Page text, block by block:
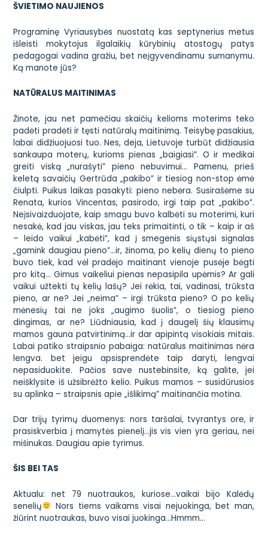
ŠVIETIMO NAUJIENOS
Programinę Vyriausybės nuostatą kas septynerius metus
išleisti mokytojus ilgalaikių kūrybinių atostogų patys
pedagogai vadina gražiu, betneįgyvendinamu sumanymu.
Ką manote jūs?
NATŪRALUS MAITINIMAS
Žinote, jau net pamečiau skaičių kelioms moterims teko
padėti pradėti ir tęsti natūralų maitinimą. Teisybę pasakius,
labai didžiuojuosi tuo. Nes, deja, Lietuvoje turbūt didžiausia
sankaupa moterų, kurioms pienas „baigiasi”. O ir medikai
greiti viską „nurašyti” pieno nebuvimui… Pamenu, prieš
keletą savaičių Gertrūda „pakibo” ir tiesiog non-stop ėmė
čiulpti. Puikus laikas pasakyti: pieno nebėra. Susirašėme su
Renata, kurios Vincentas, pasirodo, irgi taip pat „pakibo”.
Neįsivaizduojate, kaip smagu buvo kalbėti su moterimi, kuri
nesakė, kad jau viskas, jau teks primaitinti, o tik – kaip ir aš
– leido vaikui „kabėti”, kad į smegenis siųstųsi signalas
„gamink daugiau pieno”…ir, žinoma, po kelių dienų to pieno
buvo tiek, kad vėl pradėjo maitinant vienoje pusėje bėgti
pro kitą… Gimus vaikeliui pienas nepasipila upėmis? Ar gali
vaikui užtekti tų kelių lašų? Jei rėkia, tai, vadinasi, trūksta
pieno, ar ne? Jei „neima” – irgi trūksta pieno? O po kelių
mėnesių tai ne joks „augimo šuolis”, o tiesiog pieno
dingimas, ar ne? Liūdniausia, kad į daugelį šių klausimų
mamos gauna patvirtinimą…ir dar apipintą visokiais mitais.
Labai patiko straipsnio pabaiga:natūralus maitinimas nėra
lengva. bet jeigu apsisprendėte taip daryti, lengvai
nepasiduokite. Pačios save nustebinsite, ką galite, jei
neišklysite iš užsibrėžto kelio.Puikus mamos – susidūrusios
su aplinka –straipsnis apie „išlikimą” maitinančia motina.
Dar trijų tyrimų duomenys: nors taršalai, tvyrantys ore, ir
prasiskverbia į mamytės pienelį…jis vis vien yra geriau, nei
mišinukas.Daugiau apie tyrimus.
ŠIS BEI TAS
Aktualu: net 79 nuotraukos, kuriose…vaikai bijo Kalėdų
senelių
Nors tiems vaikams visai nejuokinga, bet man,
žiūrint nuotraukas, buvo visai juokinga…Hmmm…